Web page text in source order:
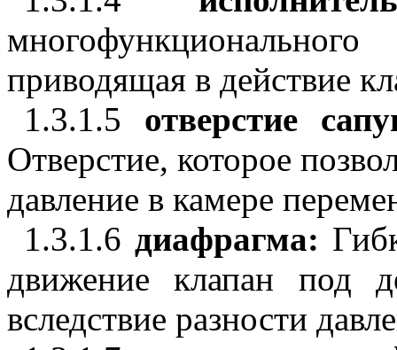
приводящая в действие
1.3.1.5 отверстие
Отверстие, которое
давление в камере
1.3.1.6диафрагма:
движение клапан под
вследствие разности